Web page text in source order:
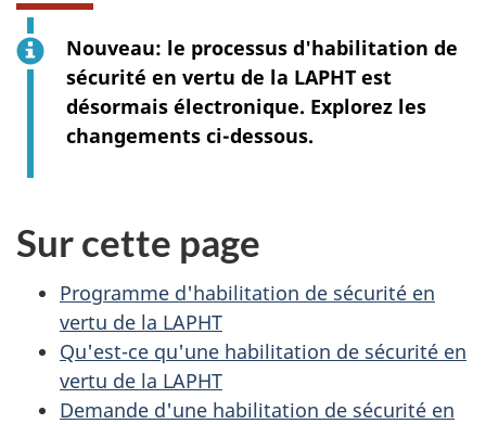
Nouveau: le processus d'habilitation de
sécurité en vertu de la LAPHT est
désormais électronique. Explorez les
changements ci-dessous.
Sur cette page
Programme d'habilitation de sécurité en
vertu de la LAPHT
Qu'est-ce qu'une habilitation de sécurité en
vertu de la LAPHT
Demande d'une habilitation de sécurité en